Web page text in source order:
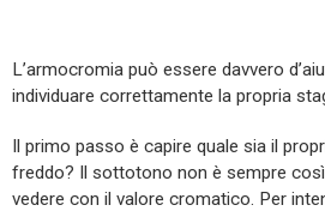
L’armocromia può essere davvero
individuare correttamente la propria
Il primo passo è capire quale sia il
freddo? Il sottotono non è sempre
vedere con il valore cromatico. Per